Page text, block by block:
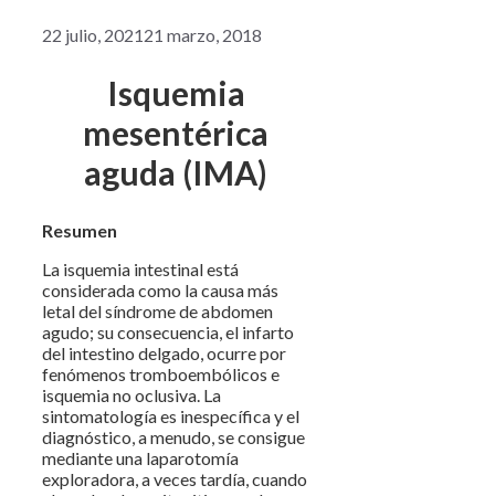
22 julio, 202121 marzo, 2018
Isquemia
mesentérica
aguda (IMA)
Resumen
La isquemia intestinal está
considerada como la causa más
letal del síndrome de abdomen
agudo; su consecuencia, el infarto
del intestino delgado, ocurre por
fenómenos tromboembólicos e
isquemia no oclusiva. La
sintomatología es inespecífica y el
diagnóstico, a menudo, se consigue
mediante una laparotomía
exploradora, a veces tardía, cuando